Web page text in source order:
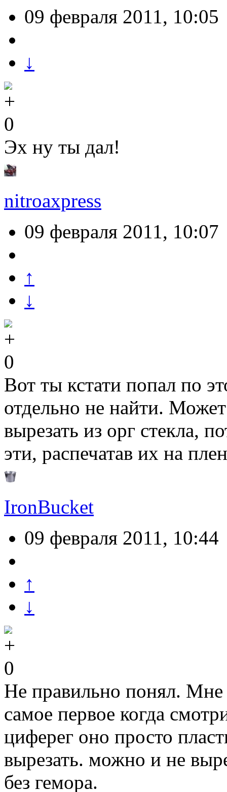
09 февраля 2011, 10:05
↓
0
Эх ну ты дал!
nitroaxpress
09 февраля 2011, 10:07
↑
↓
0
Вот ты кстати попал по
отдельно не найти.
вырезать из орг стекла,
эти, распечатав их на
IronBucket
09 февраля 2011, 10:44
↑
↓
0
Не правильно понял. Мне
самое первое когда
циферег оно просто
вырезать. можно и не
без гемора.